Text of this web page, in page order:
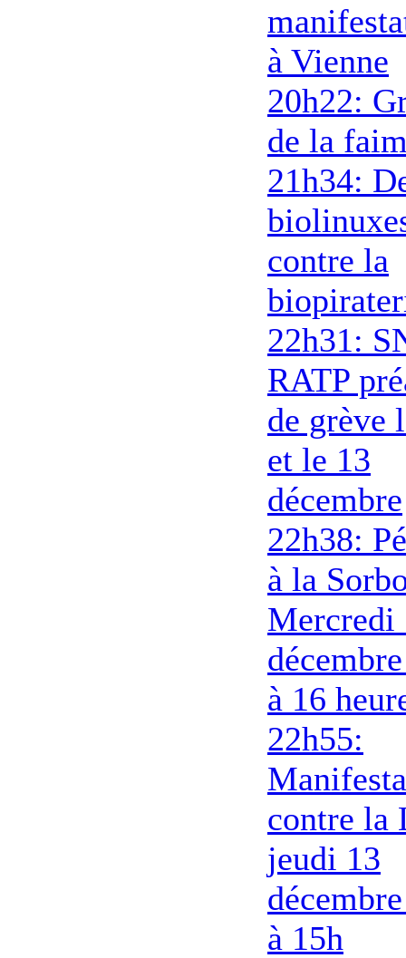
à Vienne
20h22:
de la
21h34:
contre la
22h31:
RATP
de grève
et le 13
décembre
22h38:
à la
Mercredi
à 16
22h55:
contre la
jeudi 13
à 15h